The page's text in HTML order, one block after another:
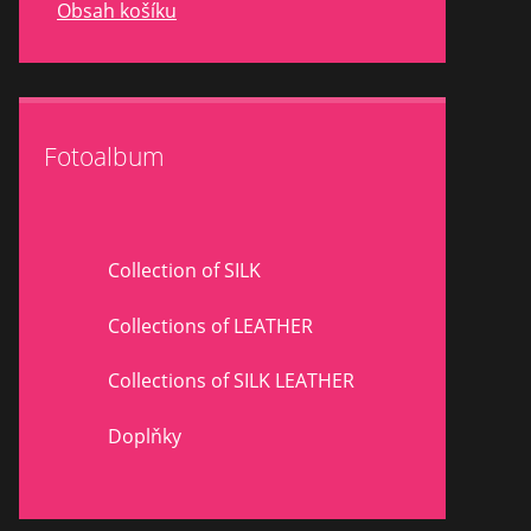
Obsah košíku
Fotoalbum
Collection of SILK
Collections of LEATHER
Collections of SILK LEATHER
Doplňky